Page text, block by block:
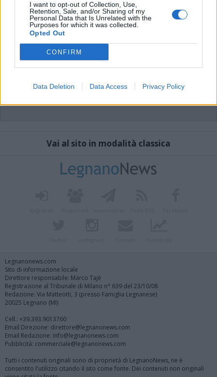
I want to opt-out of Collection, Use,
Retention, Sale, and/or Sharing of my
Personal Data that Is Unrelated with the
Purposes for which it was collected.
Opted Out
CONFIRM
Data Deletion Data Access Privacy Policy
Vai al sito in modalità classica
Legnanonews.com
Sito di informazione locale
Direttore responsabile: Marco Tajè
Registrazione al Tribunale di Milano n° 639 del 23/10/08
Redazione: Via Matteotti, 3 (presso Famiglia Legnanese)
20025 Legnano (MI)
Cell.: +39.393.9013760
Email Direzione: direttore@legnanonews.com
Email Redazione: info@legnanonews.com
Pubblicità: commerciale@legnanonews.com
Tutti i contenuti originali sono di proprietà di LegnanoNews, ne è
consentito l'utilizzo citando il sito come fonte. Dei contenuti non originali